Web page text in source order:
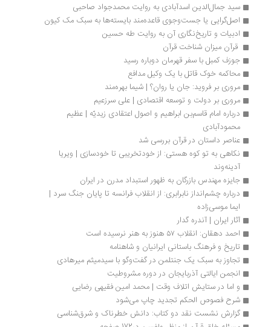
سید جمال‌الدین اسدآبادی به روایت محمدجواد صاحبی
اصل‌گرایی یا جست‌وجوی قاعده‌مند بایسته‌ها به سبک مک کیون
ادبیات و تاریخ‌نگاری آن به روایت طه حسین
قرآن میزان شناخت قرآن
جوزف کمبل با سفر قهرمان دوباره رسید
محاکمه خوک قاتل با یک وکیل مدافع
مروری بر فروید: جان یا روان؟ | شیما بهره‌مند
مروری بر دولت و توسعه اقتصادی | علی سرزعیم
محمودآبادی
عناصر داستان در قرآن بررسی شد
نکاهی به تو کوه هستی: از خودتخریبی تا خودسازی | ویریا
آدینه‌وند
جایزه مهندس بازرگان به ظهور استبداد مدرن در ایران
درباره چشم‌انداز نابرابری: از انقلاب فرانسه تا پایان جنگ سرد |
ایما موسی‌زاده
آثار ایران | آندره گدار
احمد دهقان: انقلاب ۵۷ هنوز به هنر نرسیده است
تاریخ و فرهنگ باستانی ایرانیان و شاهنامه
تجاوز به سبک یک جنتلمن در گفت‌وگو با سیدمیثم میرهادی
انجمن ایالتی آذربایجان در دوره مشروطیت
و اما در ستایش اتلاف وقت | محمد امین فقیهی رضایی
شرح فصوص الحکم تجدید چاپ می‌شود
گزارش نشست نقد دو کتاب: دانش خطرناک و شرق‌شناسی